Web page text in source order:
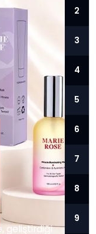
geliştirdiği
2
3
4
5
6
7
8
9